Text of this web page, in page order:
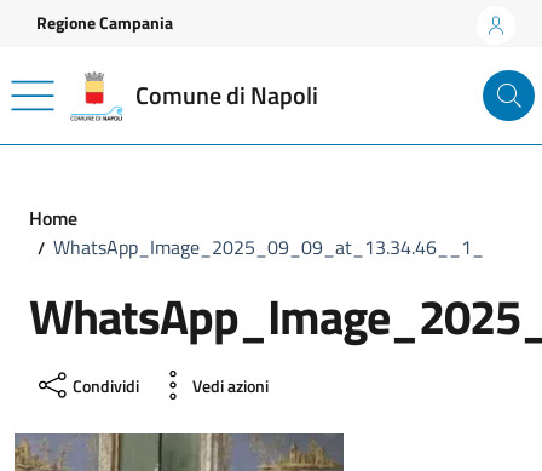
Vai ai contenuti
Vai al footer
Regione Campania
Comune di Napoli
Home
WhatsApp_Image_2025_09_09_at_13.34.46__1_
Condividi Vedi azioni